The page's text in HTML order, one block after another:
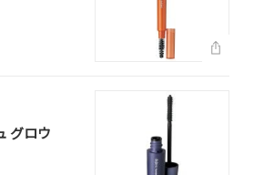
グロウ